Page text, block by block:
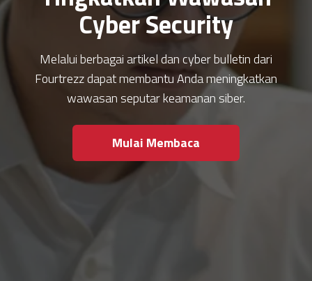
Cyber Security
Melalui berbagai artikel dan cyber bulletin dari
Fourtrezz dapat membantu Anda meningkatkan
wawasan seputar keamanan siber.
Mulai Membaca